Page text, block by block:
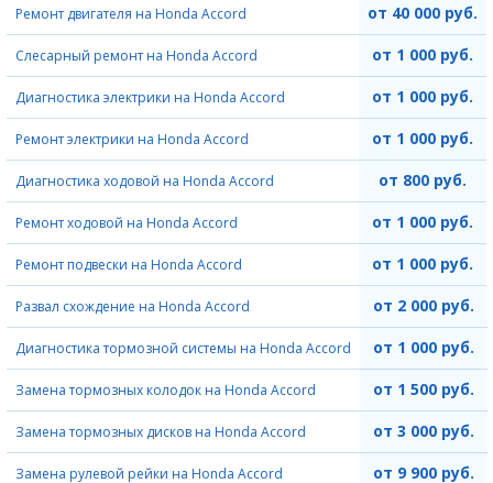
Ремонт двигателя на Honda Accord от 40 000 руб.
Слесарный ремонт на Honda Accord от 1 000 руб.
Диагностика электрики на Honda Accord от 1 000 руб.
Ремонт электрики на Honda Accord от 1 000 руб.
Диагностика ходовой на Honda Accord от 800 руб.
Ремонт ходовой на Honda Accord от 1 000 руб.
Ремонт подвески на Honda Accord от 1 000 руб.
Развал схождение на Honda Accord от 2 000 руб.
Диагностика тормозной системы на Honda Accord от 1 000 руб.
Замена тормозных колодок на Honda Accord от 1 500 руб.
Замена тормозных дисков на Honda Accord от 3 000 руб.
Замена рулевой рейки на Honda Accord от 9 900 руб.